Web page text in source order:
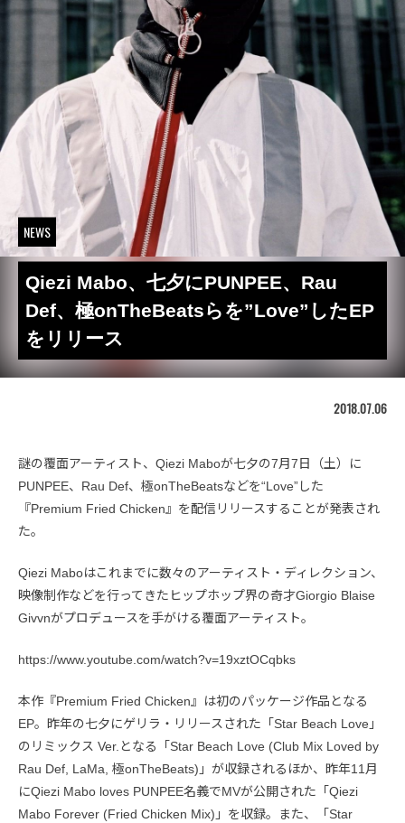
NEWS
Qiezi Mabo、七夕にPUNPEE、Rau
Def、極onTheBeatsらを”Love”したEP
をリリース
2018.07.06
謎の覆面アーティスト、Qiezi Maboが七夕の7月7日（土）に
PUNPEE、Rau Def、極onTheBeatsなどを“Love”した
『Premium Fried Chicken』を配信リリースすることが発表され
た。
Qiezi Maboはこれまでに数々のアーティスト・ディレクション、
映像制作などを行ってきたヒップホップ界の奇才Giorgio Blaise
Givvnがプロデュースを手がける覆面アーティスト。
https://www.youtube.com/watch?v=19xztOCqbks
本作『Premium Fried Chicken』は初のパッケージ作品となる
EP。昨年の七夕にゲリラ・リリースされた「Star Beach Love」
のリミックス Ver.となる「Star Beach Love (Club Mix Loved by
Rau Def, LaMa, 極onTheBeats)」が収録されるほか、昨年11月
にQiezi Mabo loves PUNPEE名義でMVが公開された「Qiezi
Mabo Forever (Fried Chicken Mix)」を収録。また、「Star